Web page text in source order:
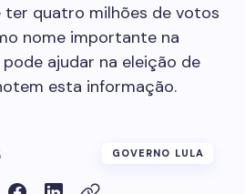
ter quatro milhões de votos
nome importante na
ajudar na eleição de
esta informação.
GOVERNO LULA